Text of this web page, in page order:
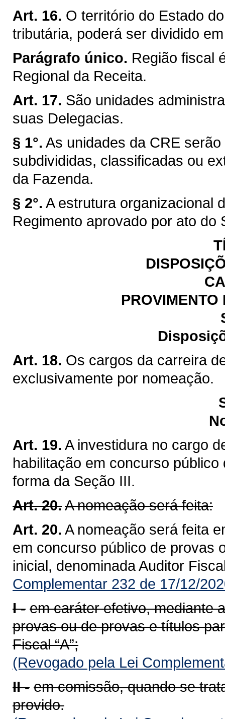
Art. 16. O território do Estado
tributária, poderá ser dividido
Parágrafo único. Região fiscal
Regional da Receita.
Art. 17. São unidades
suas Delegacias.
§ 1°. As unidades da CRE
subdivididas, classificadas ou
da Fazenda.
§ 2°. A estrutura organizacional
Regimento aprovado por ato
Art. 18. Os cargos da carreira
exclusivamente por nomeação.
Art. 19. A investidura no cargo
habilitação em concurso
forma da Seção III.
Art. 20.A nomeação será feita:
Art. 20. A nomeação será feita
em concurso público de provas
inicial, denominada Auditor
Complementar 232 de 17/12/
I - em caráter efetivo, mediante
provas ou de provas e títulos
Fiscal “A”;
(Revogado pela Lei
II - em comissão, quando se
provido.